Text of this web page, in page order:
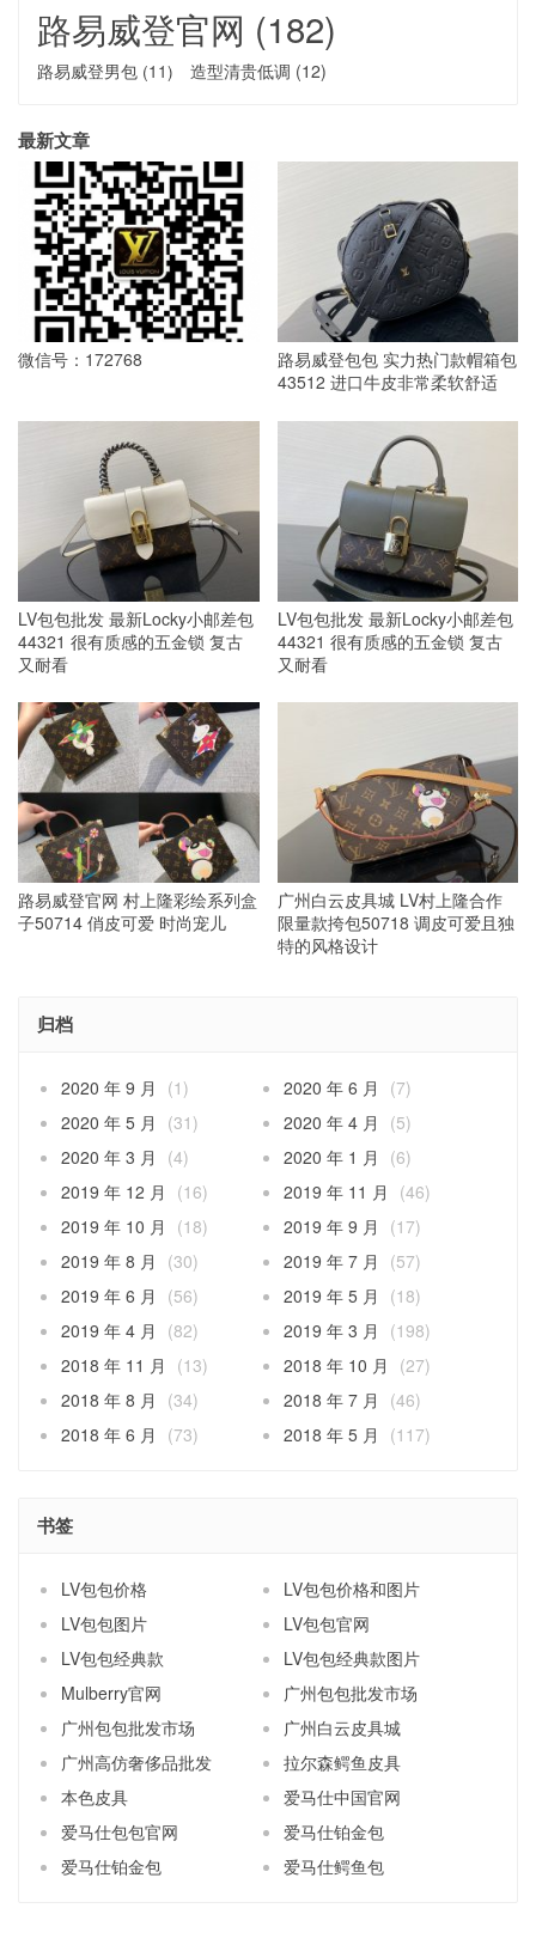
路易威登官网 (182)
路易威登男包 (11) 造型清贵低调 (12)
最新文章
微信号：172768
路易威登包包 实力热门款帽箱包
43512 进口牛皮非常柔软舒适
LV包包批发 最新Locky小邮差包
44321 很有质感的五金锁 复古
又耐看
LV包包批发 最新Locky小邮差包
44321 很有质感的五金锁 复古
又耐看
路易威登官网 村上隆彩绘系列盒
子50714 俏皮可爱 时尚宠儿
广州白云皮具城 LV村上隆合作
限量款挎包50718 调皮可爱且独
特的风格设计
归档
2020 年 9 月 (1) 2020 年 6 月
(7)
2020 年 5 月
(31) 2020 年 4 月
(5)
2020 年 3 月
(4) 2020 年 1 月
(6)
2019 年 12 月
(16) 2019 年 11 月
(46)
2019 年 10 月
(18) 2019 年 9 月
(17)
2019 年 8 月
(30) 2019 年 7 月
(57)
2019 年 6 月
(56) 2019 年 5 月
(18)
2019 年 4 月
(82) 2019 年 3 月
(198)
2018 年 11 月
(13) 2018 年 10 月
(27)
2018 年 8 月
(34) 2018 年 7 月
(46)
2018 年 6 月
(73) 2018 年 5 月 (117)
书签
LV包包价格
LV包包价格和图片
LV包包图片
LV包包官网
LV包包经典款
LV包包经典款图片
Mulberry官网
广州包包批发市场
广州包包批发市场
广州白云皮具城
广州高仿奢侈品批发
拉尔森鳄鱼皮具
本色皮具
爱马仕中国官网
爱马仕包包官网
爱马仕铂金包
爱马仕铂金包
爱马仕鳄鱼包